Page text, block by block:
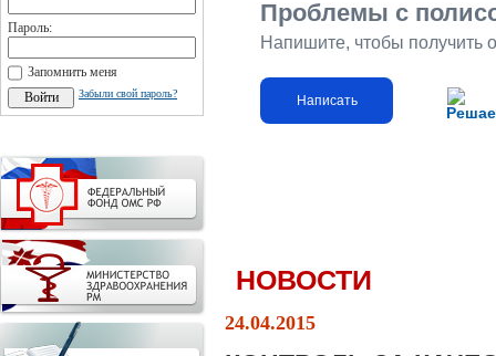
Пароль:
Запомнить меня
Забыли свой пароль?
Проблемы с
Напишите, чтобы получить
Написать
НОВОСТИ
24.04.2015